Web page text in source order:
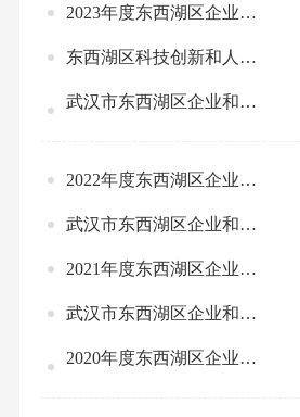
2023年度东西湖区企业和人才服务中心部门决算公开
东西湖区科技创新和人才服务中心2024年1-7月预算绩效运行监控情况公开
武汉市东西湖区企业和人才服务中心2024 年部门预算
2022年度东西湖区企业和人才服务中心部门决算
武汉市东西湖区企业和人才服务中心2023年部门预算公开
2021年度东西湖区企业和人才服务中心部门决算
武汉市东西湖区企业和人才服务中心2022年部门预算公开
2020年度东西湖区企业和人才服务中心部门决算